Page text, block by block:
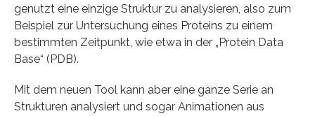
genutzt eine einzige Struktur zu analysieren, also zum
Beispiel zur Untersuchung eines Proteins zu einem
bestimmten Zeitpunkt, wie etwa in der „Protein Data
Base“ (PDB).
Mit dem neuen Tool kann aber eine ganze Serie an
Strukturen analysiert und sogar Animationen aus